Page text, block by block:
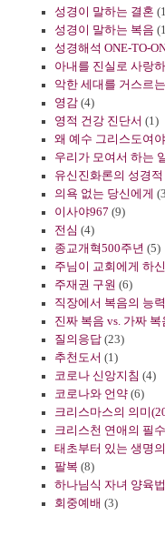
성경이 말하는 결혼
성경이 말하는 복음
성경해석 ONE-TO-
아내를 진실로 사랑
악한 세대를 거스르
영감 (4)
영적 건강 진단서 (1)
왜 예수 그리스도여
우리가 모여서 하는
유신진화론의 성경
의욕 없는 당신에게
이사야967 (9)
전심 (4)
종교개혁500주년 (5)
주님이 교회에게 하
주재권 구원 (6)
직장에서 복음의 능
진짜 복음 vs. 가짜 복
질의응답 (23)
추천도서 (1)
코로나 신앙지침 (4)
코로나와 언약 (6)
크리스마스의 의미
크리스천 연애의 필
태초부터 있는 생명
팔복 (8)
하나님식 자녀 양육법
회중예배 (3)